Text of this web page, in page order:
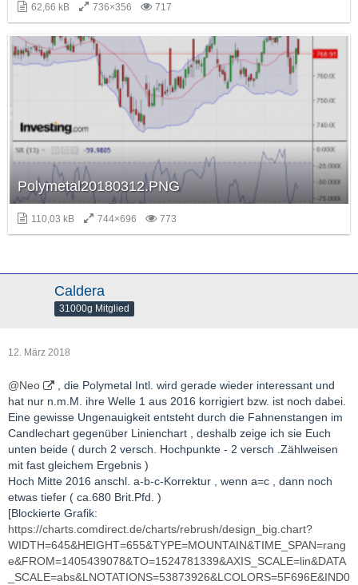
62,66 kB 736×356 717
Polymetal20180312.PNG
110,03 kB 744×696 773
Caldera
31000g Mitglied
12. März 2018
@Neo
, die Polymetal Intl. wird gerade wieder interessant und
hat nur n.m.M. ihre Welle 1 aus 2016 korrigiert bzw. ist noch dabei.
Eine gewisse Ungenauigkeit entsteht durch die Fahnenstangen im
Candlechart gegenüber Linienchart , deshalb zeige ich sie Euch
unten beide ( durch 2 versch. Hochpunkte - 2 versch .Zählweisen
mit fast gleichem Ergebnis )
Hoch Mitte 2016 anschl. a-b-c-Korrektur , wenn a=c , dann noch
etwas tiefer ( ca.680 Brit.Pfd. )
[Blockierte Grafik:
https://charts.comdirect.de/charts/rebrush/design_big.chart?
WIDTH=645&HEIGHT=655&TYPE=MOUNTAIN&TIME_SPAN=rang
e&FROM=1405439078&TO=1524781339&AXIS_SCALE=lin&DATA
_SCALE=abs&LNOTATIONS=53873926&LCOLORS=5F696E&IND0